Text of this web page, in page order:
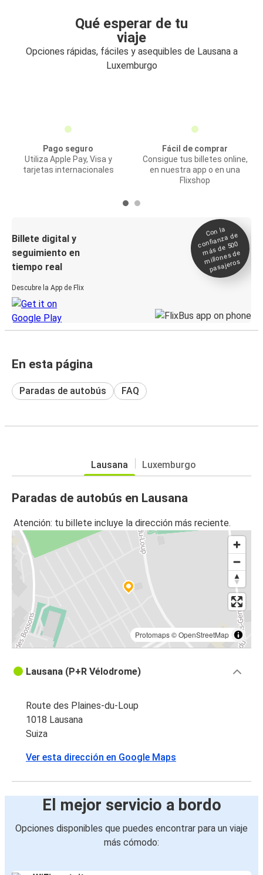
Qué esperar de tu
viaje
Opciones rápidas, fáciles y asequibles de Lausana a
Luxemburgo
Pago seguro
Utiliza Apple Pay, Visa y
tarjetas internacionales
Fácil de comprar
Consigue tus billetes online,
en nuestra app o en una
Flixshop
Billete digital y
seguimiento en
tiempo real
Descubre la App de Flix
Con la
confianza de
más de 500
millones de
pasajeros
En esta página
Paradas de autobús FAQ
Lausana Luxemburgo
Paradas de autobús en Lausana
Atención: tu billete incluye la dirección más reciente.
Protomaps©OpenStreetMap
Lausana (P+R Vélodrome)
Route des Plaines-du-Loup
1018 Lausana
Suiza
Ver esta dirección en Google Maps
El mejor servicio a bordo
Opciones disponibles que puedes encontrar para un viaje
más cómodo: